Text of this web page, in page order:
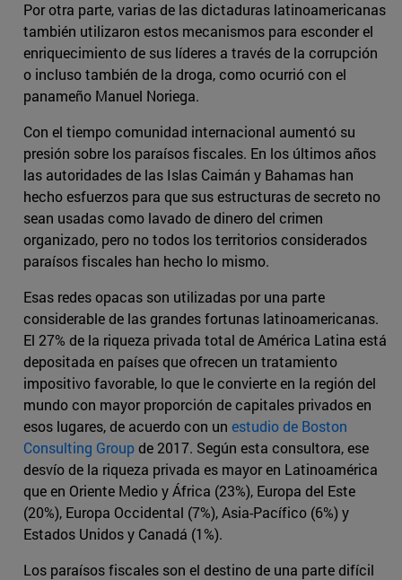
Por otra parte, varias de las dictaduras latinoamericanas
también utilizaron estos mecanismos para esconder el
enriquecimiento de sus líderes a través de la corrupción
o incluso también de la droga, como ocurrió con el
panameño Manuel Noriega.
Con el tiempo comunidad internacional aumentó su
presión sobre los paraísos fiscales. En los últimos años
las autoridades de las Islas Caimán y Bahamas han
hecho esfuerzos para que sus estructuras de secreto no
sean usadas como lavado de dinero del crimen
organizado, pero no todos los territorios considerados
paraísos fiscales han hecho lo mismo.
Esas redes opacas son utilizadas por una parte
considerable de las grandes fortunas latinoamericanas.
El 27% de la riqueza privada total de América Latina está
depositada en países que ofrecen un tratamiento
impositivo favorable, lo que le convierte en la región del
mundo con mayor proporción de capitales privados en
esos lugares, de acuerdo con un estudio de Boston
Consulting Groupde 2017. Según esta consultora, ese
desvío de la riqueza privada es mayor en Latinoamérica
que en Oriente Medio y África (23%), Europa del Este
(20%), Europa Occidental (7%), Asia-Pacífico (6%) y
Estados Unidos y Canadá (1%).
Los paraísos fiscales son el destino de una parte difícil